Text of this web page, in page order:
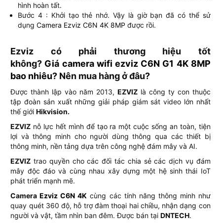
hình hoàn tất.
Bước 4 : Khởi tạo thẻ nhớ. Vậy là giờ bạn đã có thể sử
dụngCamera Ezviz C6N 4K 8MP được rồi.
Ezviz có phải thương hiệu tốt
không? Giá camera wifi ezviz C6N G1 4K 8MP
bao nhiêu? Nên mua hàng ở đâu?
Được thành lập vào năm 2013, EZVIZlà công ty con thuộc
tập đoàn sản xuất những giải pháp giám sát video lớn nhất
thế giớiHikvision.
EZVIZ nỗ lực hết mình để tạo ra một cuộc sống an toàn, tiện
lợi và thông minh cho người dùng thông qua các thiết bị
thông minh, nền tảng dựa trên công nghệ đám mây và AI.
EZVIZ trao quyền cho các đối tác chia sẻ các dịch vụ đám
mây độc đáo và cùng nhau xây dựng một hệ sinh thái IoT
phát triển mạnh mẽ.
CameraEzviz C6N 4K cùng các tính năng thông minh như
quay quét 360 độ, hỗ trợ đàm thoại hai chiều, nhận dạng con
người và vật, tầm nhìn ban đêm. Được bán tạiDNTECH.